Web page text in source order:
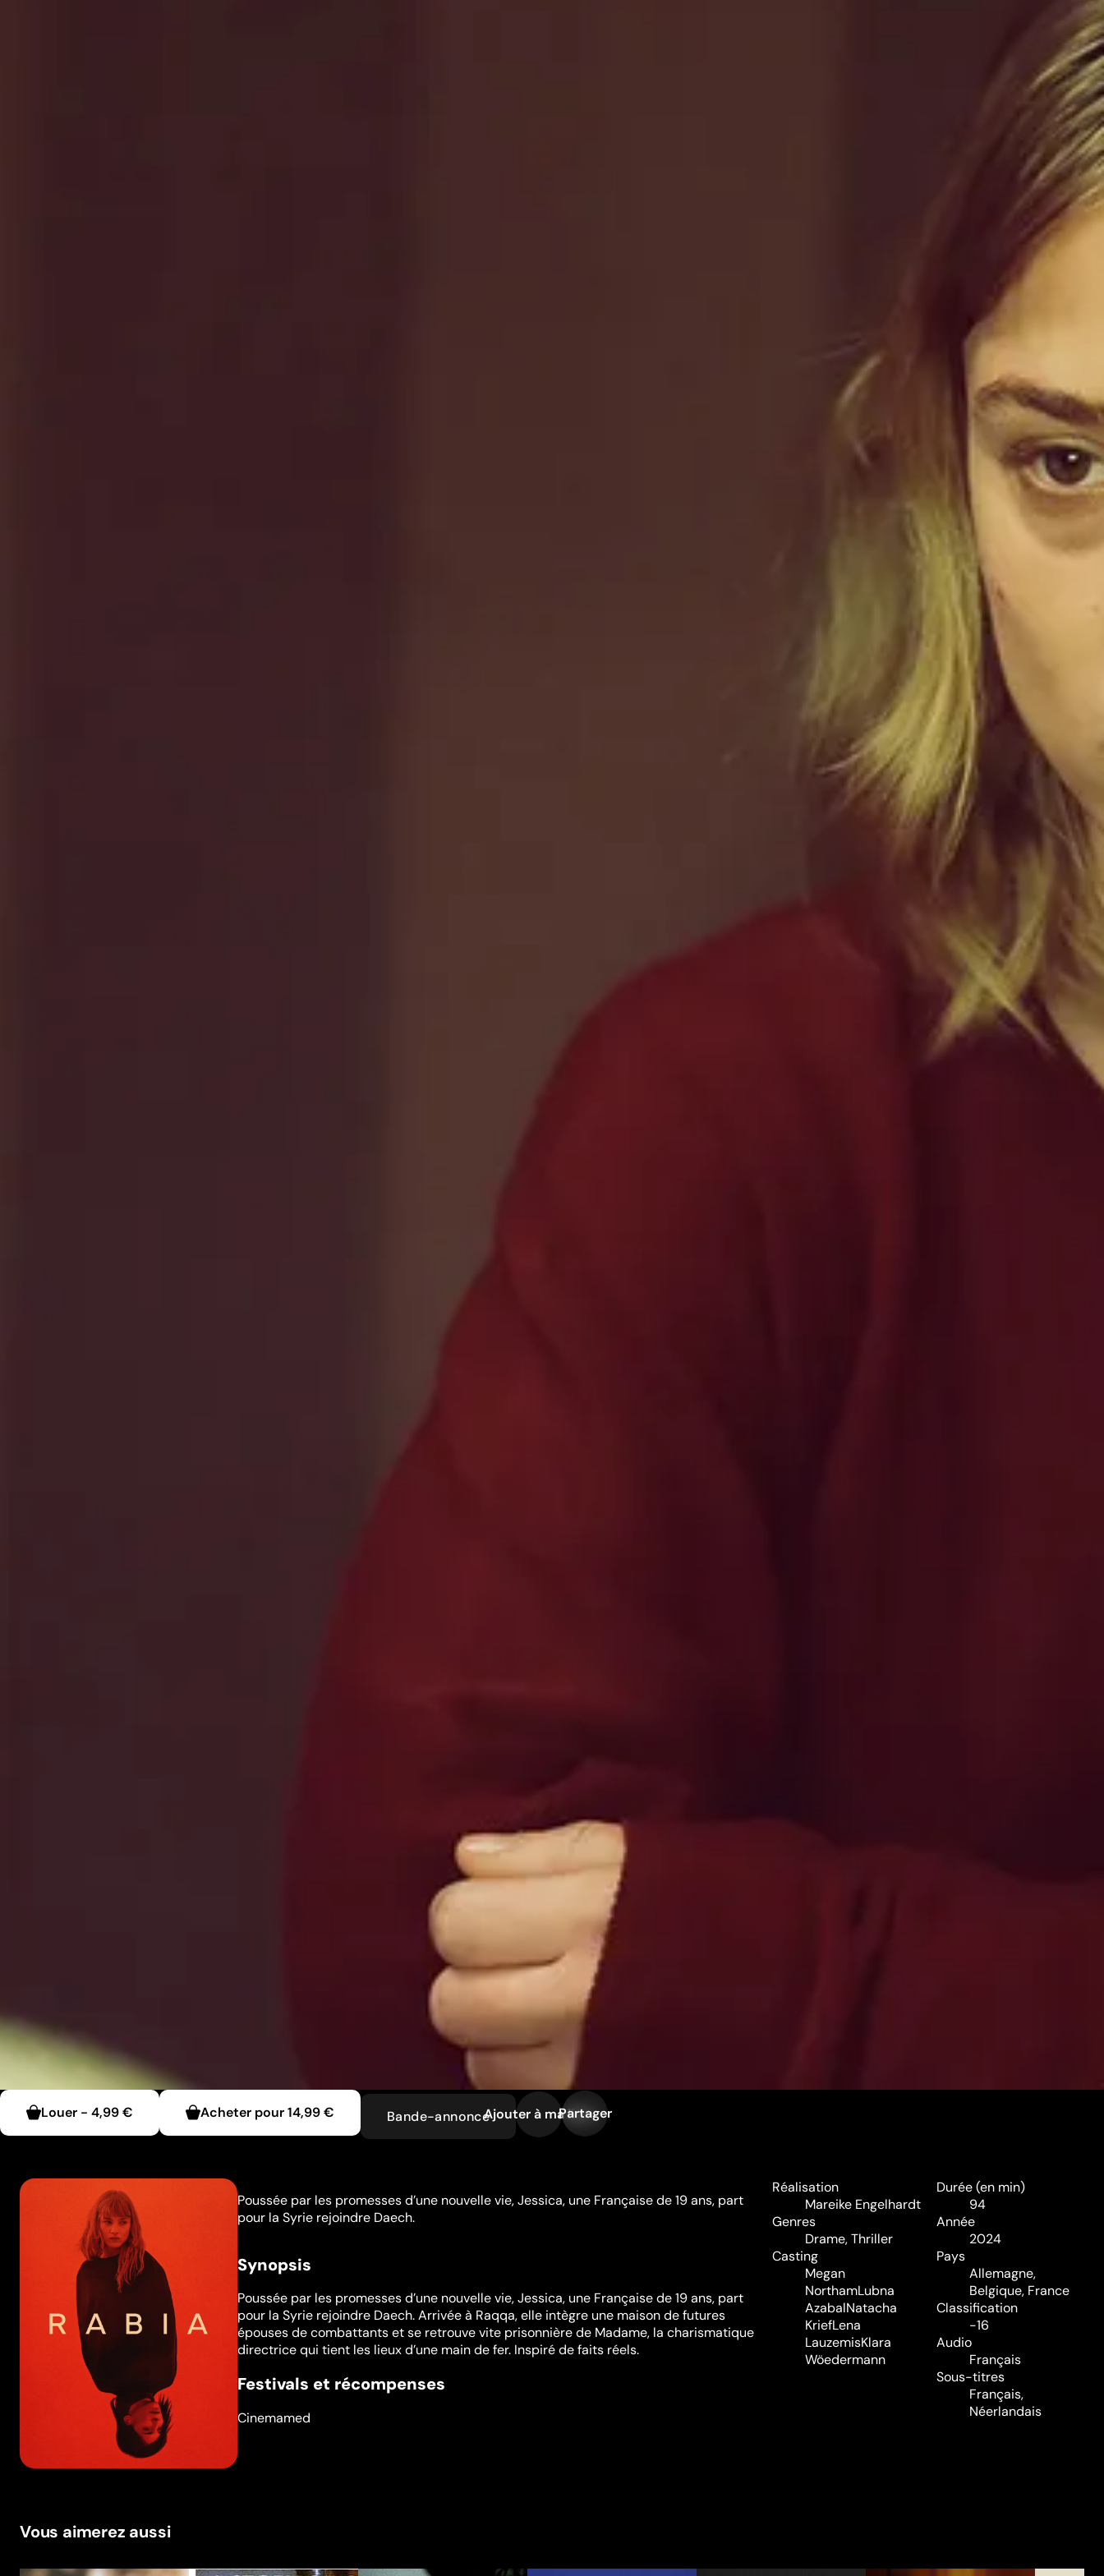
Louer - 4,99 € Acheter pour14,99 € Bande-annonceAjouter à ma liste
Partager
Poussée par les promesses d’une nouvelle vie, Jessica, une Française de 19 ans, part
pour la Syrie rejoindre Daech.
Synopsis
Poussée par les promesses d’une nouvelle vie, Jessica, une Française de 19 ans, part
pour la Syrie rejoindre Daech. Arrivée à Raqqa, elle intègre une maison de futures
épouses de combattants et se retrouve vite prisonnière de Madame, la charismatique
directrice qui tient les lieux d’une main de fer. Inspiré de faits réels.
Festivals et récompenses
Cinemamed
Réalisation
Mareike Engelhardt
Genres
Drame,Thriller
Casting
Megan
NorthamLubna
AzabalNatacha
KriefLena
LauzemisKlara
Wöedermann
Durée (en min)
94
Année
2024
Pays
Allemagne,
Belgique, France
Classification
-16
Audio
Français
Sous-titres
Français,
Néerlandais
Vous aimerez aussi